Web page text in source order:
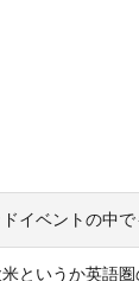
ドイベントの中
米というか英語